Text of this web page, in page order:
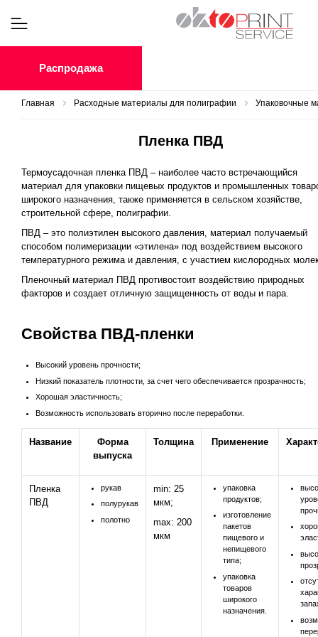
Распродажа
Главная Расходные материалы для полиграфии Упаковочные
Пленка ПВД
Термоусадочная пленка ПВД – наиболее часто встречающийся
материал для упаковки пищевых продуктов и промышленных
широкого назначения, также применяется в сельском хозяйстве,
строительной сфере, полиграфии.
ПВД – это полиэтилен высокого давления, материал получаемый
способом полимеризации «этилена» под воздействием высокого
температурного режима и давления, с участием кислородных
Пленочный материал ПВД противостоит воздействию природных
факторов и создает отличную защищенность от воды и пара.
Свойства ПВД-пленки
Высокий уровень прочности;
Низкий показатель плотности, за счет чего обеспечивается прозрачность;
Хорошая эластичность;
Возможность использовать вторично после переработки.
Название
Форма
выпуска
Толщина Применение
Пленка
ПВД
рукав
полурукав
полотно
min: 25
мкм;
max: 200
мкм
упаковка
продуктов;
изготовление
пакетов
пищевого и
непищевого
типа;
упаковка
товаров
широкого
назначения.